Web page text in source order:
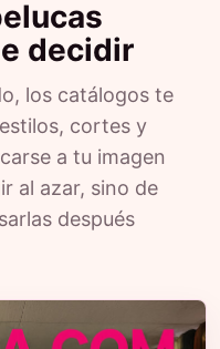
decidir
los catálogos te
cortes y
a tu imagen
al azar, sino de
después